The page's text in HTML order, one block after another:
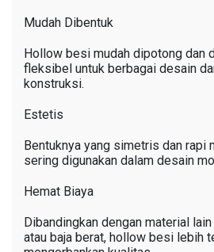
Mudah Dibentuk
Hollow besi mudah dipotong dan
fleksibel untuk berbagai desain
konstruksi.
Estetis
Bentuknya yang simetris dan rapi
sering digunakan dalam desain
Hemat Biaya
Dibandingkan dengan material
atau baja berat, hollow besi lebih